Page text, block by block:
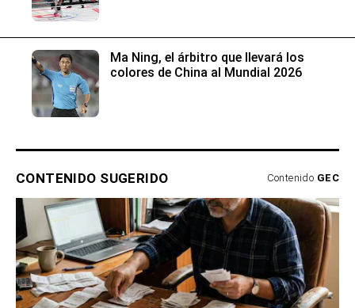
Ma Ning, el árbitro que llevará los
colores de China al Mundial 2026
CONTENIDO SUGERIDO Contenido GEC